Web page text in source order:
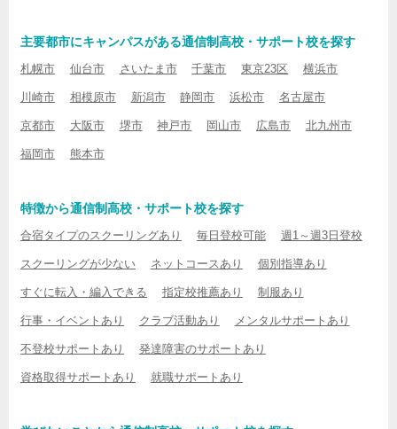
主要都市にキャンパスがある通信制高校・サポート校を探す
札幌市 仙台市 さいたま市 千葉市 東京23区 横浜市
川崎市 相模原市 新潟市 静岡市 浜松市 名古屋市
京都市 大阪市 堺市 神戸市 岡山市 広島市 北九州市
福岡市 熊本市
特徴から通信制高校・サポート校を探す
合宿タイプのスクーリングあり 毎日登校可能 週1～週3日登校
スクーリングが少ない ネットコースあり 個別指導あり
すぐに転入・編入できる 指定校推薦あり 制服あり
行事・イベントあり クラブ活動あり メンタルサポートあり
不登校サポートあり 発達障害のサポートあり
資格取得サポートあり 就職サポートあり